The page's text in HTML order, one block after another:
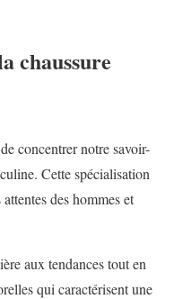
chaussure
concentrer notre savoir-
Cette spécialisation
des hommes et
aux tendances tout en
qui caractérisent une